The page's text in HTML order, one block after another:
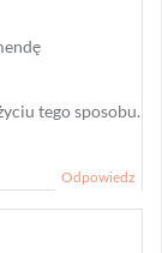
tego sposobu.
Odpowiedz